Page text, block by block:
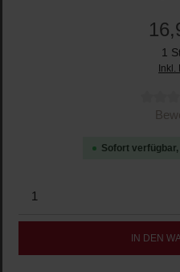
1
Inkl.
Durchschnittliche Bewertung
Sofort
Produkt Anzahl: Gib
IN DEN